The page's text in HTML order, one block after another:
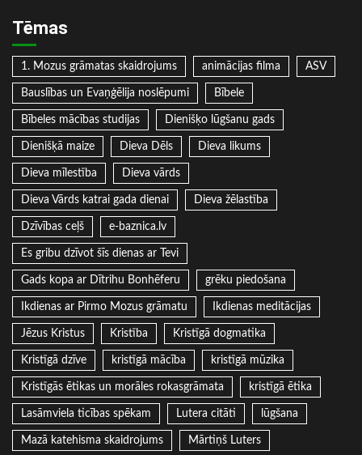
Tēmas
1. Mozus grāmatas skaidrojums animācijas filma ASV
Bauslības un Evaņģēlija noslēpumi Bībele
Bībeles mācības studijas Dienišķo lūgšanu gads
Dienišķā maize Dieva Dēls Dieva likums
Dieva mīlestība Dieva vārds
Dieva Vārds katrai gada dienai Dieva žēlastība
Dzīvības ceļš e-baznica.lv
Es gribu dzīvot šīs dienas ar Tevi
Gads kopa ar Dītrihu Bonhēferu grēku piedošana
Ikdienas ar Pirmo Mozus grāmatu Ikdienas meditācijas
Jēzus Kristus Kristība Kristīgā dogmatika
Kristīgā dzīve kristīgā mācība kristīgā mūzika
Kristīgās ētikas un morāles rokasgrāmata kristīgā ētika
Lasāmviela ticības spēkam Lutera citāti lūgšana
Mazā katehisma skaidrojums Mārtiņš Luters